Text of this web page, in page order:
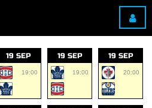
19 SEP
19:00
19 SEP
19:00
19 SEP
20:00